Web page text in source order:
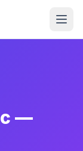
—